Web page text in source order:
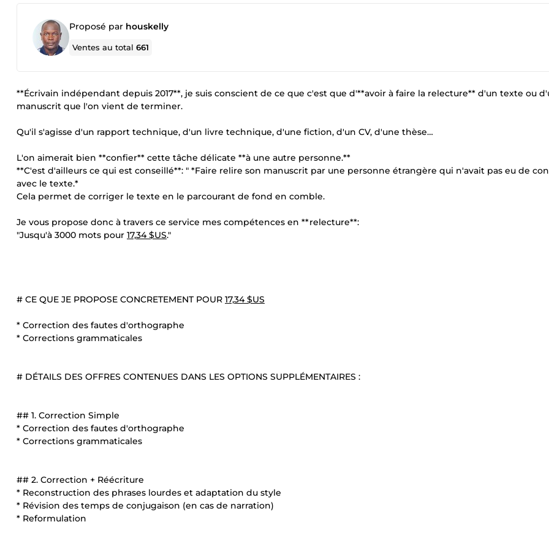
Proposé par houskelly
Ventes au total661
**Écrivain indépendant depuis 2017**, je suis conscient de ce que c'est que d'**avoir à faire la relecture** d'un texte ou
manuscrit que l'on vient de terminer.
Qu'il s'agisse d'un rapport technique, d'un livre technique, d'une fiction, d'un CV, d'une thèse…
L'on aimerait bien **confier** cette tâche délicate **à une autre personne.**
**C'est d'ailleurs ce qui est conseillé**: " *Faire relire son manuscrit par une personne étrangère qui n'avait pas eu de
avec le texte.*
Cela permet de corriger le texte en le parcourant de fond en comble.
Je vous propose donc à travers ce service mes compétences en **relecture**:
"Jusqu'à 3000 mots pour 17,34 $US."
# CE QUE JE PROPOSE CONCRETEMENT POUR 17,34 $US
* Correction des fautes d'orthographe
* Corrections grammaticales
# DÉTAILS DES OFFRES CONTENUES DANS LES OPTIONS SUPPLÉMENTAIRES :
## 1. Correction Simple
* Correction des fautes d'orthographe
* Corrections grammaticales
## 2. Correction + Réécriture
* Reconstruction des phrases lourdes et adaptation du style
* Révision des temps de conjugaison (en cas de narration)
* Reformulation